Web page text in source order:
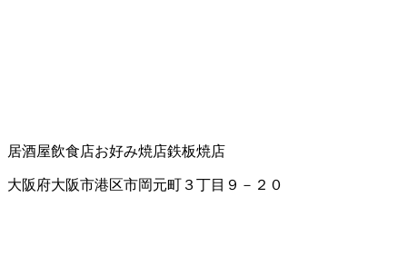
居酒屋飲食店お好み焼店鉄板焼店
大阪府大阪市港区市岡元町３丁目９－２０